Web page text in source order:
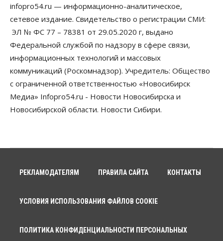
Искусственный интеллект впервые выписал
штраф за борщевик
08 Августа 2026, 15:00
Авто
Продажи подержанных электромобилей в
Новосибирской области растут второй месяц
08 Августа 2026, 13:00
Бизнес Общество
Детские центры Новосибирска
перегибают с «педагогикой успеха», считает
Бизнес Общество
обратился в правительство РФ из-за атак на WB
08 Августа 2026, 10:00
Общество
08 Августа 2026, 09:00
infopro54.ru — информационно-аналитическое,
сетевое издание. Свидетельство о регистрации СМИ:
ЭЛ № ФС 77 – 78381 от 29.05.2020 г, выдано
Федеральной службой по надзору в сфере связи,
информационных технологий и массовых
коммуникаций (Роскомнадзор). Учредитель: Общество
с ограниченной ответственностью «Новосибирск
Медиа» Infopro54.ru - Новости Новосибирска и
Новосибирской области. Новости Сибири.
РЕКЛАМОДАТЕЛЯМ ПРАВИЛА САЙТА КОНТАКТЫ
УСЛОВИЯ ИСПОЛЬЗОВАНИЯ ФАЙЛОВ COOKIE
ПОЛИТИКА КОНФИДЕНЦИАЛЬНОСТИ ПЕРСОНАЛЬНЫХ